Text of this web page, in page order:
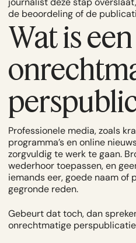
de beoordeling of de
Wat is een
Professionele media, zoals
programma’s en online
zorgvuldig te werk te gaan.
wederhoor toepassen, en
iemands eer, goede naam of
gegronde reden.
Gebeurt dat toch, dan
onrechtmatige